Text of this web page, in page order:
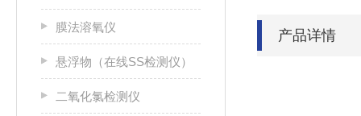
膜法溶氧仪
悬浮物（在线SS检测仪）
二氧化氯检测仪
产品详情